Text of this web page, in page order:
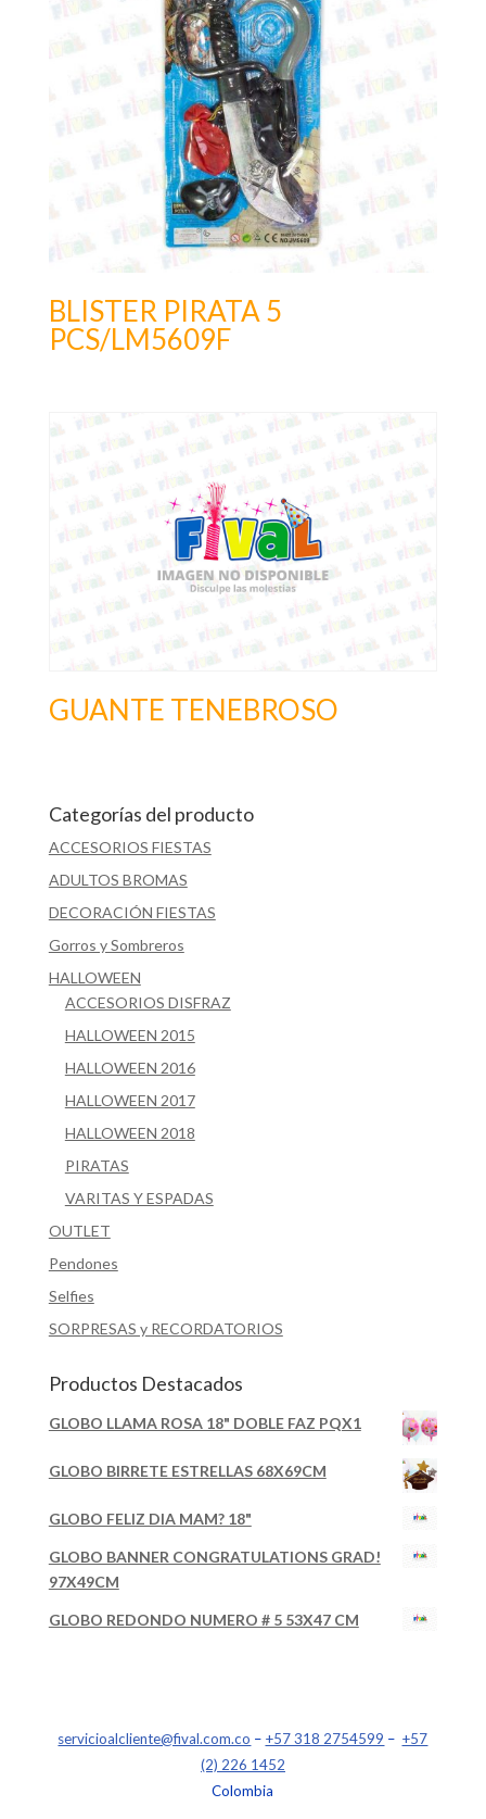
BLISTER PIRATA 5
PCS/LM5609F
GUANTE TENEBROSO
Categorías del producto
ACCESORIOS FIESTAS
ADULTOS BROMAS
DECORACIÓN FIESTAS
Gorros y Sombreros
HALLOWEEN
ACCESORIOS DISFRAZ
HALLOWEEN 2015
HALLOWEEN 2016
HALLOWEEN 2017
HALLOWEEN 2018
PIRATAS
VARITAS Y ESPADAS
OUTLET
Pendones
Selfies
SORPRESAS y RECORDATORIOS
Productos Destacados
GLOBO LLAMA ROSA 18" DOBLE FAZ PQX1
GLOBO BIRRETE ESTRELLAS 68X69CM
GLOBO FELIZ DIA MAM? 18"
GLOBO BANNER CONGRATULATIONS GRAD!
97X49CM
GLOBO REDONDO NUMERO # 5 53X47 CM
servicioalcliente@fival.com.co – +57 318 2754599 – +57
(2) 226 1452
Colombia